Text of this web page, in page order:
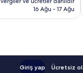
4.553 TL
16 Ağu - 17 Ağu
Giriş yap Ücretsiz